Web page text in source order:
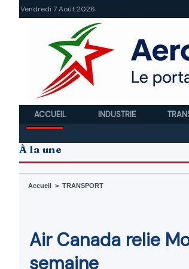
Vendredi 7 Août 2026
ACCUEIL INDUSTRIE
À la une
Accueil > TRANSPORT
Air Canada relie
semaine